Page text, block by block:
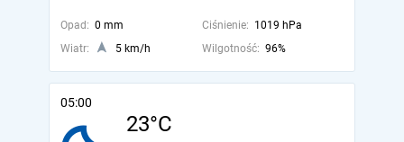
Opad: 0 mm Ciśnienie: 1019 hPa
Wiatr:
5 km/h Wilgotność: 96%
05:00
23°C